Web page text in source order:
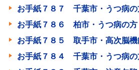
お手紙７８７ 千葉市・うつ病の
お手紙７８６ 柏市・うつ病の方
お手紙７８５ 取手市・高次脳機
お手紙７８４ 千葉市・うつ病の